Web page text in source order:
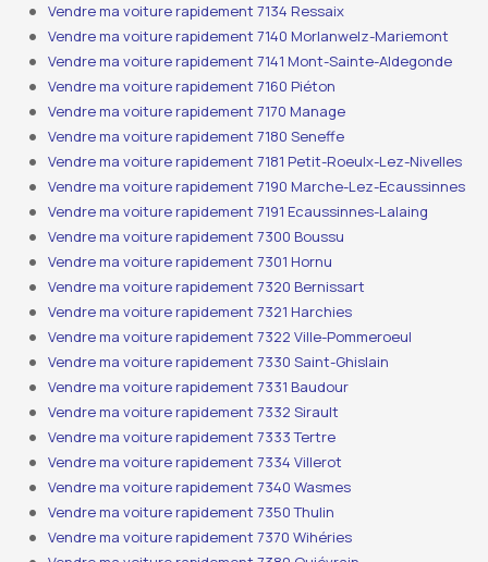
Vendre ma voiture rapidement 7134 Ressaix
Vendre ma voiture rapidement 7140 Morlanwelz-Mariemont
Vendre ma voiture rapidement 7141 Mont-Sainte-Aldegonde
Vendre ma voiture rapidement 7160 Piéton
Vendre ma voiture rapidement 7170 Manage
Vendre ma voiture rapidement 7180 Seneffe
Vendre ma voiture rapidement 7181 Petit-Roeulx-Lez-Nivelles
Vendre ma voiture rapidement 7190 Marche-Lez-Ecaussinnes
Vendre ma voiture rapidement 7191 Ecaussinnes-Lalaing
Vendre ma voiture rapidement 7300 Boussu
Vendre ma voiture rapidement 7301 Hornu
Vendre ma voiture rapidement 7320 Bernissart
Vendre ma voiture rapidement 7321 Harchies
Vendre ma voiture rapidement 7322 Ville-Pommeroeul
Vendre ma voiture rapidement 7330 Saint-Ghislain
Vendre ma voiture rapidement 7331 Baudour
Vendre ma voiture rapidement 7332 Sirault
Vendre ma voiture rapidement 7333 Tertre
Vendre ma voiture rapidement 7334 Villerot
Vendre ma voiture rapidement 7340 Wasmes
Vendre ma voiture rapidement 7350 Thulin
Vendre ma voiture rapidement 7370 Wihéries